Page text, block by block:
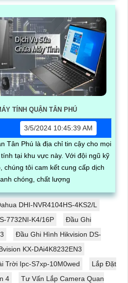
TÍNH QUẬN TÂN PHÚ
3/5/2024 10:45:39 AM
Tân Phú là địa chỉ tin cậy cho mọi
vực này. Với đội ngũ kỹ
chúng tôi cam kết cung cấp dịch
chóng, chất lượng
DHI-NVR4104HS-4KS2/L
7732NI-K4/16P
Đầu Ghi
Đầu Ghi Hình Hikvision DS-
KX-DAi4K8232EN3
Trời Ipc-S7xp-10M0wed
Lắp Đặt
4
Tư Vấn Lắp Camera Quan